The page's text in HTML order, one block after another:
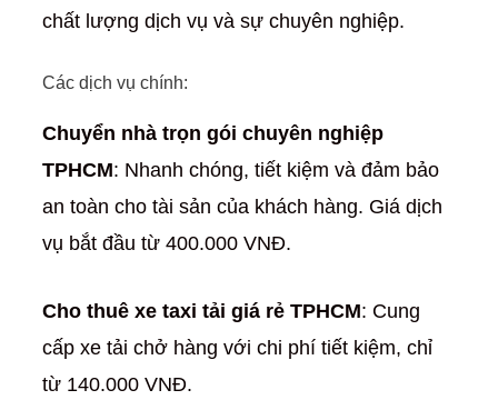
chất lượng dịch vụ và sự chuyên nghiệp.
Các dịch vụ chính:
Chuyển nhà trọn gói chuyên nghiệp
TPHCM: Nhanh chóng, tiết kiệm và đảm bảo
an toàn cho tài sản của khách hàng. Giá dịch
vụ bắt đầu từ 400.000 VNĐ.
Cho thuê xe taxi tải giá rẻ TPHCM: Cung
cấp xe tải chở hàng với chi phí tiết kiệm, chỉ
từ 140.000 VNĐ.